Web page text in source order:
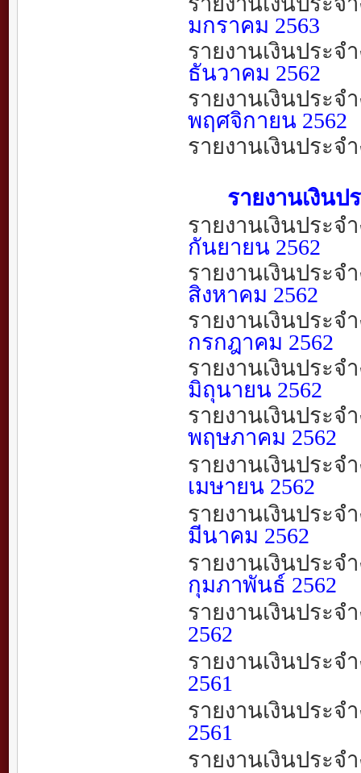
มกราคม 2563
รายงานเงินประจ
ธันวาคม 2562
รายงานเงินประจ
พฤศจิกายน 2562
รายงานเงินประจ
รายงานเงินปร
รายงานเงินประจ
กันยายน 2562
รายงานเงินประจ
สิงหาคม 2562
รายงานเงินประจ
กรกฎาคม 2562
รายงานเงินประจ
มิถุนายน 2562
รายงานเงินประจ
พฤษภาคม 2562
รายงานเงินประจ
เมษายน 2562
รายงานเงินประจ
มีนาคม 2562
รายงานเงินประจ
กุมภาพันธ์ 2562
รายงานเงินประจ
2562
รายงานเงินประจ
2561
รายงานเงินประจ
2561
รายงานเงินประจ